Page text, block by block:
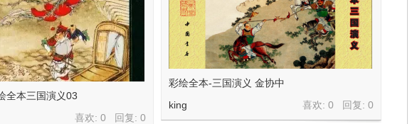
彩绘全本-三国演义 金协中
喜欢: 0 回复:0
king
全本三国演义03
喜欢: 0 回复:0